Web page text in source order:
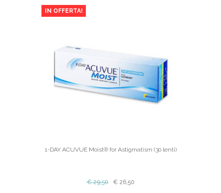
IN OFFERTA!
1-DAY ACUVUE Moist® for Astigmatism (30 lenti)
€29,50 € 26,50